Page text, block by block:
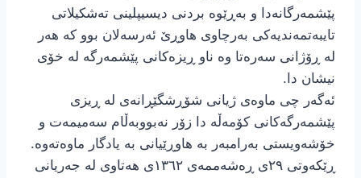
پێشمەرگانەدا و بەڕێوە بردنی دیسیپلینی تەشکیلاتی
تایبەتمەندیەکی بەرچاوی هاوڕێ ئەرسەلان بوو کە هەر
لە ڕۆژانی سەرەتا وە ناو ڕیزەکانی پێشمەرگە لە خۆی
نیشان دا.
ئەگەر چی ماوەی ژیانی شۆڕشگێڕانەی لە ڕیزی
پێشمەرگەکانی کۆمەڵە دا زۆر نەبووبەڵام سەمیمەت و
خۆشەویستی بەرامبەر بە هاوڕێیانی بە یادگار ماوەتەوە.
ڕێکەوتی ٢٩ی ڕەشەممەی ١٣٦٢ی هەتاوی لە جەریانی